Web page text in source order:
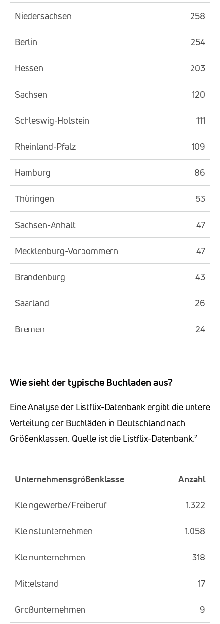
Niedersachsen 258
Berlin 254
Hessen 203
Sachsen 120
Schleswig-Holstein 111
Rheinland-Pfalz 109
Hamburg 86
Thüringen 53
Sachsen-Anhalt 47
Mecklenburg-Vorpommern 47
Brandenburg 43
Saarland 26
Bremen 24
Wie sieht der typische Buchladen aus?
Eine Analyse der Listflix-Datenbank ergibt die untere
Verteilung der Buchläden in Deutschland nach
Größenklassen. Quelle ist die Listflix-Datenbank.²
Unternehmensgrößenklasse Anzahl
Kleingewerbe/Freiberuf 1.322
Kleinstunternehmen 1.058
Kleinunternehmen 318
Mittelstand 17
Großunternehmen 9